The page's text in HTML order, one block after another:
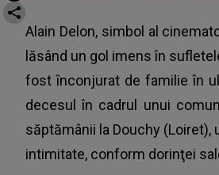
Alain Delon, simbol al
lăsând un gol imens în
fost înconjurat de familie în
decesul în cadrul unui
săptămânii la Douchy
intimitate, conform dorinţei